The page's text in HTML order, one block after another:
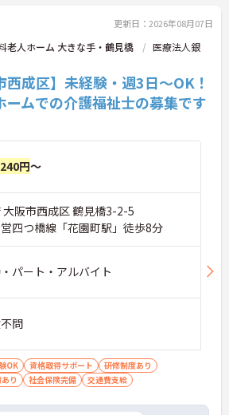
更新日：2026年08月07日
老人ホーム 大きな手・鶴見橋
医療法人銀
西成区】未経験・週3日～OK！
ームでの介護福祉士の募集です
円～
大阪市西成区 鶴見橋3-2-5
四つ橋線「花園町駅」徒歩8分
パート・アルバイト
問
OK 資格取得サポート
研修制度あり
り
社会保険完備 交通費支給